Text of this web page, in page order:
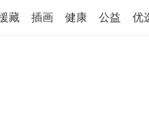
藏 插画 健康 公益 优